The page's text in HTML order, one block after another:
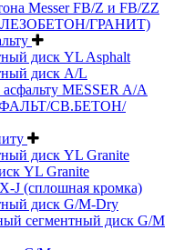
Messer FB/Z и FB/ZZ
ГРАНИТ)
диск YL Asphalt
диск A/L
MESSER A/A
СВ.БЕТОН/
диск YL Granite
YL Granite
J (сплошная кромка)
диск G/M-Dry
сегментный диск G/M